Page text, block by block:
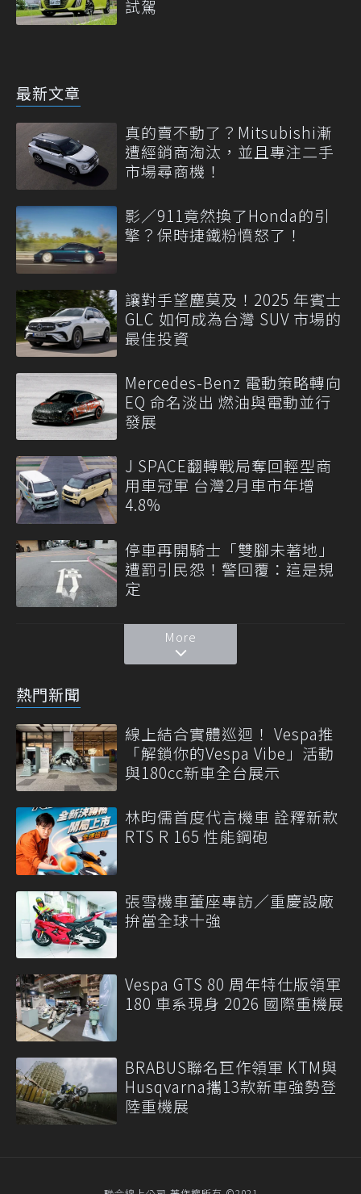
試駕
最新文章
真的賣不動了？Mitsubishi漸
遭經銷商淘汰，並且專注二手
市場尋商機！
影／911竟然換了Honda的引
擎？保時捷鐵粉憤怒了！
讓對手望塵莫及！2025 年賓士
GLC 如何成為台灣 SUV 市場的
最佳投資
Mercedes-Benz 電動策略轉向
EQ 命名淡出 燃油與電動並行
發展
J SPACE翻轉戰局奪回輕型商
用車冠軍 台灣2月車市年增
4.8%
停車再開騎士「雙腳未著地」
遭罰引民怨！警回覆：這是規
定
More
熱門新聞
線上結合實體巡迴！ Vespa推
「解鎖你的Vespa Vibe」活動
與180cc新車全台展示
林昀儒首度代言機車 詮釋新款
RTS R 165 性能鋼砲
張雪機車董座專訪／重慶設廠
拚當全球十強
Vespa GTS 80 周年特仕版領軍
180 車系現身 2026 國際重機展
BRABUS聯名巨作領軍 KTM與
Husqvarna攜13款新車強勢登
陸重機展